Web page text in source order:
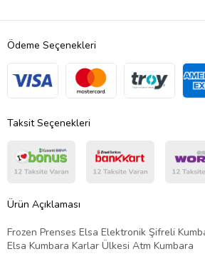
Ödeme Seçenekleri
Taksit Seçenekleri
Ürün Açıklaması
Frozen Prenses Elsa Elektronik Şifreli
Elsa Kumbara Karlar Ülkesi Atm Kumbara